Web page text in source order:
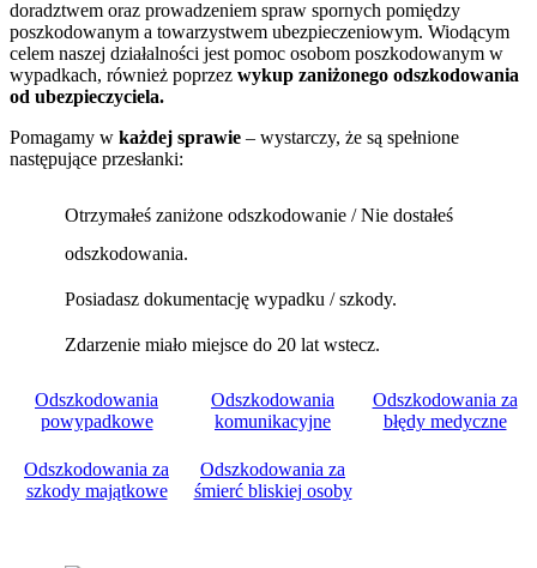
doradztwem oraz prowadzeniem spraw spornych pomiędzy
poszkodowanym a towarzystwem ubezpieczeniowym. Wiodącym
celem naszej działalności jest pomoc osobom poszkodowanym w
wypadkach, również poprzez wykup zaniżonego odszkodowania
od ubezpieczyciela.
Pomagamy w każdej sprawie – wystarczy, że są spełnione
następujące przesłanki:
Otrzymałeś zaniżone odszkodowanie / Nie dostałeś
odszkodowania.
Posiadasz dokumentację wypadku / szkody.
Zdarzenie miało miejsce do 20 lat wstecz.
Odszkodowania
powypadkowe
Odszkodowania
komunikacyjne
Odszkodowania za
błędy medyczne
Odszkodowania za
szkody majątkowe
Odszkodowania za
śmierć bliskiej osoby